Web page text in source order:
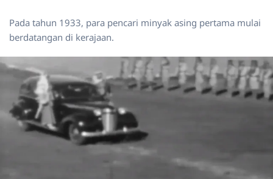
Pada tahun 1933, para pencari minyak asing pertama mulai
berdatangan di kerajaan.